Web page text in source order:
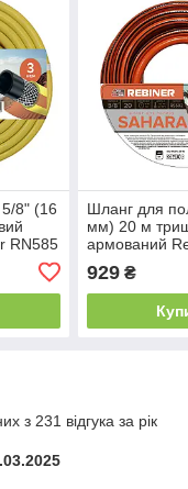
8" (16
RN585
Шланг для
мм) 20 м
армований
929₴
з 231 відгука за рік